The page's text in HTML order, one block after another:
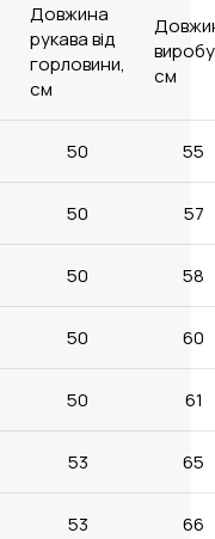
Довжина
рукава від
горловини,
см
см
50 55
50 57
50 58
50 60
50 61
53 65
53 66